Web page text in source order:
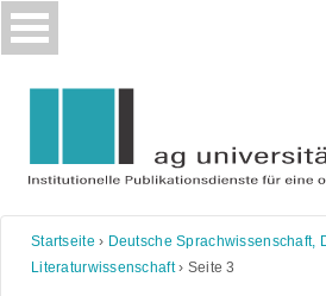
Skip
to
Startseite › Deutsche Sprachwissenschaft,
Literaturwissenschaft› Seite 3